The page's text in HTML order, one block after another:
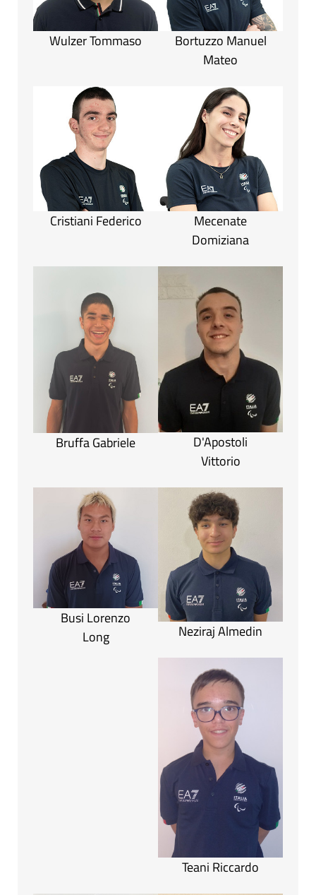
Wulzer Tommaso
Bortuzzo Manuel
Mateo
Cristiani Federico
Mecenate
Domiziana
Bruffa Gabriele
D'Apostoli
Vittorio
Busi Lorenzo
Long
Neziraj Almedin
Teani Riccardo